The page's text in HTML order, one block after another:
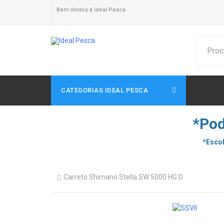
Bem vindos à Ideal Pesca
CATEGORIAS IDEAL PESCA
Carreto Shimano Stella SW 5000 HG D